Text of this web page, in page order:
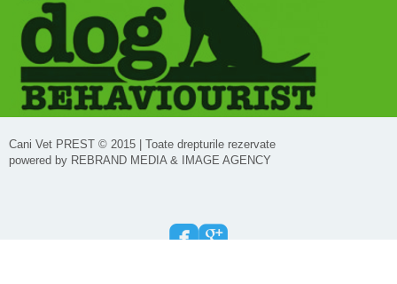
Cani Vet PREST © 2015 | Toate drepturile rezervate
powered by REBRAND MEDIA & IMAGE AGENCY